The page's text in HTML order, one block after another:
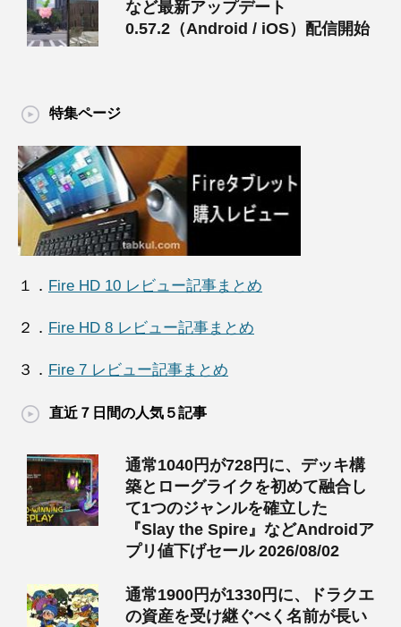
など最新アップデート
0.57.2（Android / iOS）配信開始
特集ページ
１． Fire HD 10 レビュー記事まとめ
２． Fire HD 8 レビュー記事まとめ
３． Fire 7 レビュー記事まとめ
直近７日間の人気５記事
通常1040円が728円に、デッキ構
築とローグライクを初めて融合し
て1つのジャンルを確立した
『Slay the Spire』などAndroidア
プリ値下げセール 2026/08/02
通常1900円が1330円に、ドラクエ
の資産を受け継ぐべく名前が長い